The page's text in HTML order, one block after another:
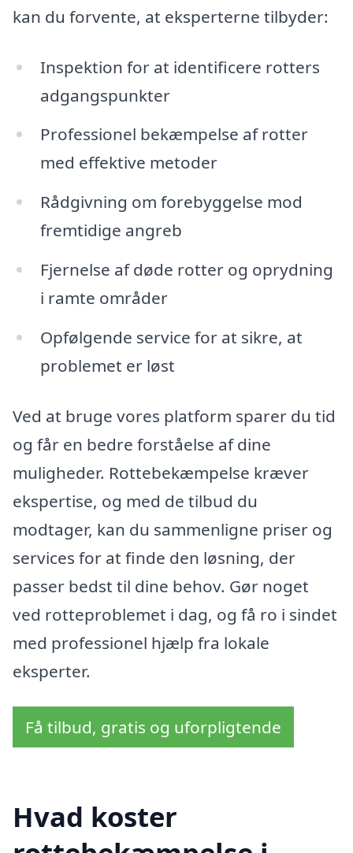
kan du forvente, at eksperterne tilbyder:
Inspektion for at identificere rotters
adgangspunkter
Professionel bekæmpelse af rotter
med effektive metoder
Rådgivning om forebyggelse mod
fremtidige angreb
Fjernelse af døde rotter og oprydning
i ramte områder
Opfølgende service for at sikre, at
problemet er løst
Ved at bruge vores platform sparer du tid
og får en bedre forståelse af dine
muligheder. Rottebekæmpelse kræver
ekspertise, og med de tilbud du
modtager, kan du sammenligne priser og
services for at finde den løsning, der
passer bedst til dine behov. Gør noget
ved rotteproblemet i dag, og få ro i sindet
med professionel hjælp fra lokale
eksperter.
Få tilbud, gratis og uforpligtende
Hvad koster